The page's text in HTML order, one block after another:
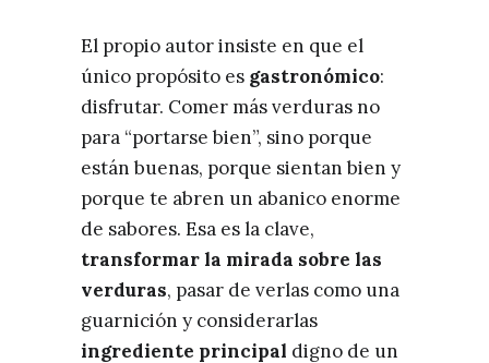
El propio autor insiste en que el
único propósito es gastronómico:
disfrutar. Comer más verduras no
para “portarse bien”, sino porque
están buenas, porque sientan bien y
porque te abren un abanico enorme
de sabores. Esa es la clave,
transformar la mirada sobre las
verduras, pasar de verlas como una
guarnición y considerarlas
ingrediente principal digno de un